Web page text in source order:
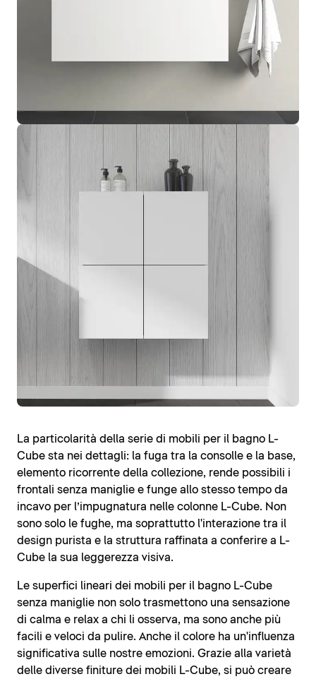
La particolarità della serie di mobili per il bagno L-
Cube sta nei dettagli: la fuga tra la consolle e la base,
elemento ricorrente della collezione, rende possibili i
frontali senza maniglie e funge allo stesso tempo da
incavo per l’impugnatura nelle colonne L-Cube. Non
sono solo le fughe, ma soprattutto l'interazione tra il
design purista e la struttura raffinata a conferire a L-
Cube la sua leggerezza visiva.
Le superfici lineari dei mobili per il bagno L-Cube
senza maniglie non solo trasmettono una sensazione
di calma e relax a chi li osserva, ma sono anche più
facili e veloci da pulire. Anche il colore ha un'influenza
significativa sulle nostre emozioni. Grazie alla varietà
delle diverse finiture dei mobili L-Cube, si può creare